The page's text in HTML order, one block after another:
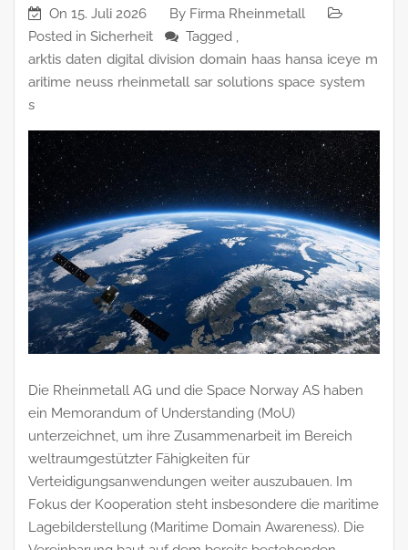
On 15. Juli 2026 By Firma Rheinmetall
Posted in Sicherheit
Tagged ,
arktis daten digital division domain haas hansa iceye m
aritime neuss rheinmetall sar solutions space system
s
Die Rheinmetall AG und die Space Norway AS haben
ein Memorandum of Understanding (MoU)
unterzeichnet, um ihre Zusammenarbeit im Bereich
weltraumgestützter Fähigkeiten für
Verteidigungsanwendungen weiter auszubauen. Im
Fokus der Kooperation steht insbesondere die maritime
Lagebilderstellung (Maritime Domain Awareness). Die